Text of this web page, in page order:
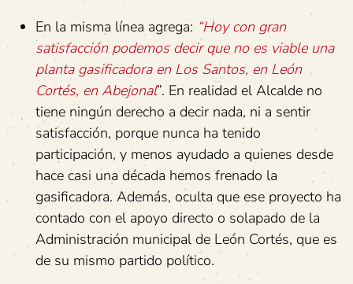
En la misma línea agrega: “Hoy con gran
satisfacción podemos decir que no es viable una
planta gasificadora en Los Santos, en León
Cortés, en Abejonal”. En realidad el Alcalde no
tiene ningún derecho a decir nada, ni a sentir
satisfacción, porque nunca ha tenido
participación, y menos ayudado a quienes desde
hace casi una década hemos frenado la
gasificadora. Además, oculta que ese proyecto ha
contado con el apoyo directo o solapado de la
Administración municipal de León Cortés, que es
de su mismo partido político.